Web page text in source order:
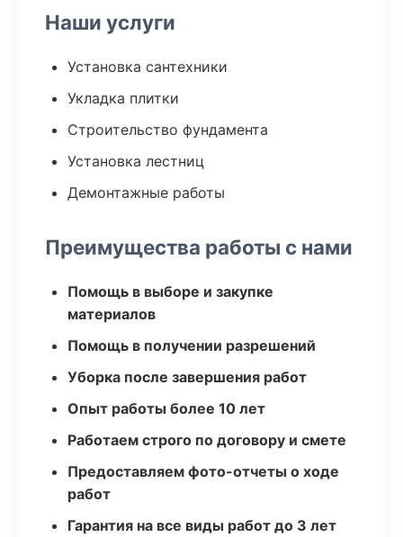
Наши услуги
Установка сантехники
Укладка плитки
Строительство фундамента
Установка лестниц
Демонтажные работы
Преимущества работы с нами
Помощь в выборе и закупке
материалов
Помощь в получении разрешений
Уборка после завершения работ
Опыт работы более 10 лет
Работаем строго по договору и смете
Предоставляем фото-отчеты о ходе
работ
Гарантия на все виды работ до 3 лет